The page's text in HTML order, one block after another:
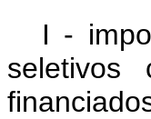
I -
seletivos